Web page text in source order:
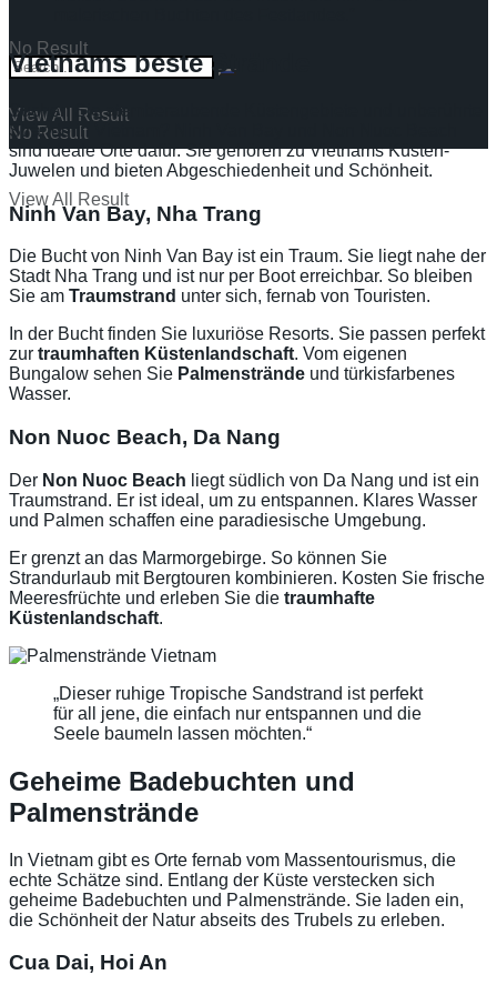
No Result
View All Result
No Result
View All Result
Vietnams beste Strände
Suchen Sie atemberaubende Küstengebiete und unberührte
Strände in Vietnam? Ninh Van Bay und Non Nuoc Beach
sind ideale Orte dafür. Sie gehören zu Vietnams Küsten-
Juwelen und bieten Abgeschiedenheit und Schönheit.
Ninh Van Bay, Nha Trang
Die Bucht von Ninh Van Bay ist ein Traum. Sie liegt nahe der
Stadt Nha Trang und ist nur per Boot erreichbar. So bleiben
Sie am Traumstrand unter sich, fernab von Touristen.
In der Bucht finden Sie luxuriöse Resorts. Sie passen perfekt
zur traumhaften Küstenlandschaft. Vom eigenen
Bungalow sehen Sie Palmenstrände und türkisfarbenes
Wasser.
Non Nuoc Beach, Da Nang
Der Non Nuoc Beach liegt südlich von Da Nang und ist ein
Traumstrand. Er ist ideal, um zu entspannen. Klares Wasser
und Palmen schaffen eine paradiesische Umgebung.
Er grenzt an das Marmorgebirge. So können Sie
Strandurlaub mit Bergtouren kombinieren. Kosten Sie frische
Meeresfrüchte und erleben Sie die traumhafte
Küstenlandschaft.
„Dieser ruhige Tropische Sandstrand ist perfekt
für all jene, die einfach nur entspannen und die
Seele baumeln lassen möchten.“
Geheime Badebuchten und
Palmenstrände
In Vietnam gibt es Orte fernab vom Massentourismus, die
echte Schätze sind. Entlang der Küste verstecken sich
geheime Badebuchten und Palmenstrände. Sie laden ein,
die Schönheit der Natur abseits des Trubels zu erleben.
Cua Dai, Hoi An